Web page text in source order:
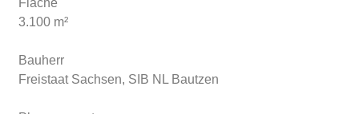
3.100 m²
Bauherr
Freistaat Sachsen, SIB NL Bautzen